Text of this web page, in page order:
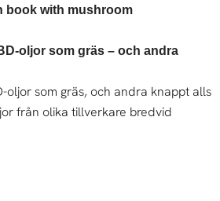
oljor som gräs – och andra
oljor som gräs, och andra knappt alls
från olika tillverkare bredvid